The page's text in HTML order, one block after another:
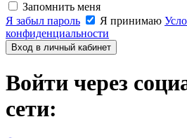
Запомнить меня
Я забыл пароль
Я принимаю
конфиденциальности
Вход в личный кабинет
Войти через
сети: